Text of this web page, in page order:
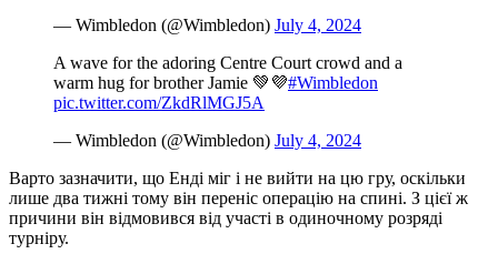
— Wimbledon (@Wimbledon) July 4, 2024
A wave for the adoring Centre Court crowd and a
warm hug for brother Jamie 💚💜#Wimbledon
pic.twitter.com/ZkdRlMGJ5A
— Wimbledon (@Wimbledon) July 4, 2024
Варто зазначити, що Енді міг і не вийти на цю гру, оскільки
лише два тижні тому він переніс операцію на спині. З цієї ж
причини він відмовився від участі в одиночному розряді
турніру.